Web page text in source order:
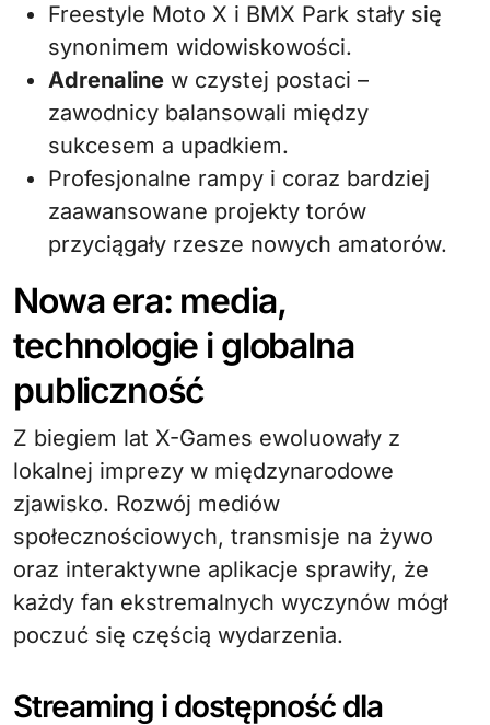
Freestyle Moto X i BMX Park stały się
synonimem widowiskowości.
Adrenaline w czystej postaci –
zawodnicy balansowali między
sukcesem a upadkiem.
Profesjonalne rampy i coraz bardziej
zaawansowane projekty torów
przyciągały rzesze nowych amatorów.
Nowa era: media,
technologie i globalna
publiczność
Z biegiem lat X-Games ewoluowały z
lokalnej imprezy w międzynarodowe
zjawisko. Rozwój mediów
społecznościowych, transmisje na żywo
oraz interaktywne aplikacje sprawiły, że
każdy fan ekstremalnych wyczynów mógł
poczuć się częścią wydarzenia.
Streaming i dostępność dla